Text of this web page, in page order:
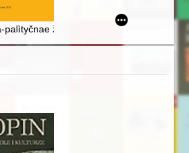
polskiej pierwszej połowy lat 80."
"90 lat ZHP, 55 lat ZHP poza
palìtyčnae žyccë Vâlìkaga Knâstva